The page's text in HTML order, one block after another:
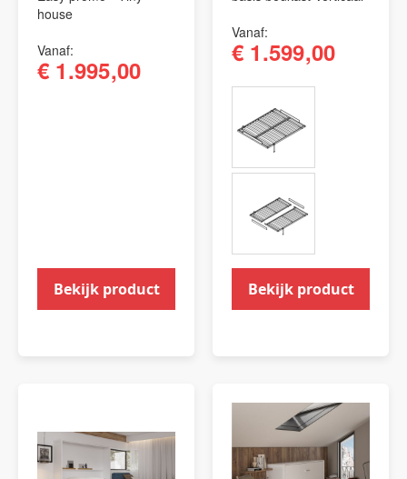
house
Vanaf
€ 1.995,00
Bekijk product
Vanaf
€ 1.599,00
Bekijk product